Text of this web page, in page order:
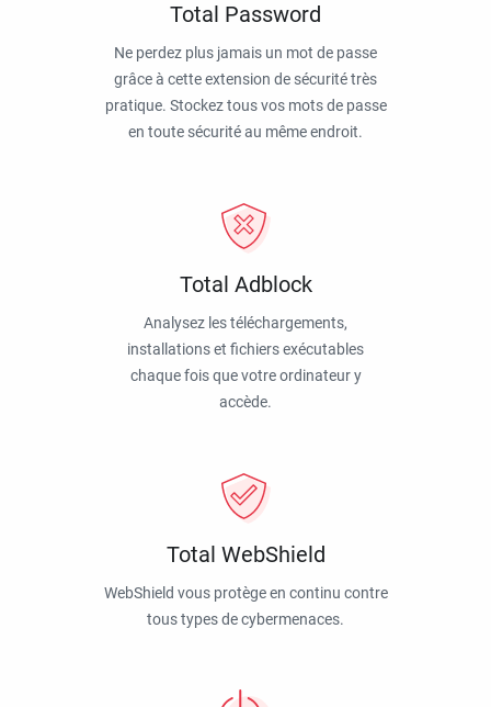
Total Password
Ne perdez plus jamais un mot de passe
grâce à cette extension de sécurité très
pratique. Stockez tous vos mots de passe
en toute sécurité au même endroit.
Total Adblock
Analysez les téléchargements,
installations et fichiers exécutables
chaque fois que votre ordinateur y
accède.
Total WebShield
WebShield vous protège en continu contre
tous types de cybermenaces.